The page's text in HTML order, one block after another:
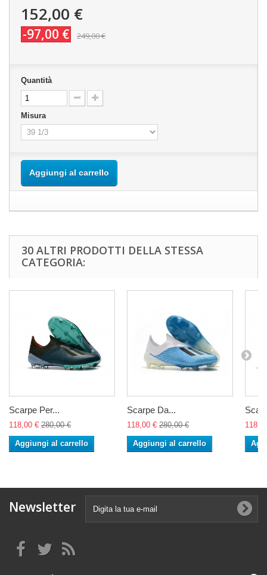
152,00 €
-97,00 € 249,00 €
Quantità
Misura
Aggiungi al carrello
30 ALTRI PRODOTTI DELLA STESSA
CATEGORIA:
Scarpe Per...
118,00 € 280,00 €
Aggiungi al carrello
Scarpe Da...
118,00 € 280,00 €
Aggiungi al carrello
Newsletter